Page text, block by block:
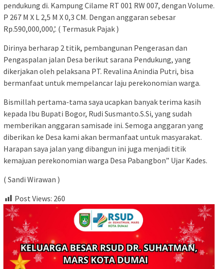
pendukung di. Kampung Cilame RT 001 RW 007, dengan Volume.
P 267 M X L 2,5 M X 0,3 CM. Dengan anggaran sebesar
Rp.590,000,000,’. ( Termasuk Pajak )
Dirinya berharap 2 titik, pembangunan Pengerasan dan
Pengaspalan jalan Desa berikut sarana Pendukung, yang
dikerjakan oleh pelaksana PT. Revalina Anindia Putri, bisa
bermanfaat untuk mempelancar laju perekonomian warga.
Bismillah pertama-tama saya ucapkan banyak terima kasih
kepada Ibu Bupati Bogor, Rudi Susmanto.S.Si, yang sudah
memberikan anggaran samisade ini. Semoga anggaran yang
diberikan ke Desa kami akan bermanfaat untuk masyarakat.
Harapan saya jalan yang dibangun ini juga menjadi titik
kemajuan perekonomian warga Desa Pabangbon” Ujar Kades.
( Sandi Wirawan )
Post Views: 260